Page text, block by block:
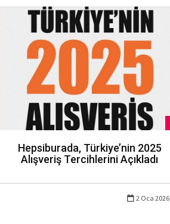
Hepsiburada, Türkiye’nin 2025
Alışveriş Tercihlerini Açıkladı
2 Oca 2026